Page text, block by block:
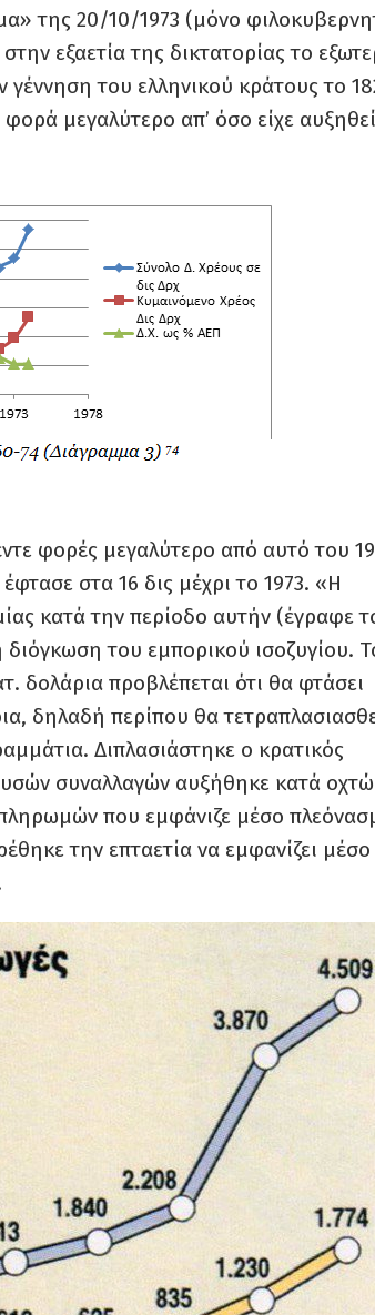
της 20/10/1973 (μόνο
εξαετία της δικτατορίας το
του ελληνικού κράτους το
φορά μεγαλύτερο απ’ όσο είχε
φορές μεγαλύτερο από αυτό του
έφτασε στα 16 δις μέχρι το 1973. «Η
κατά την περίοδο αυτήν (έγραφε
του εμπορικού ισοζυγίου.
δολάρια προβλέπεται ότι θα φτάσει
δηλαδή περίπου θα
Διπλασιάστηκε ο κρατικός
συναλλαγών αυξήθηκε κατά οχτώ
που εμφάνιζε μέσο
την επταετία να εμφανίζει μέσο